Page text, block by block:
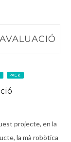
PACK
projecte, en la
la mà robòtica